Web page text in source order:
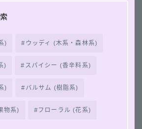
) ウッディ (木系・森林系)
) スパイシー (香辛料系)
) バルサム (樹脂系)
物系) フローラル (花系)